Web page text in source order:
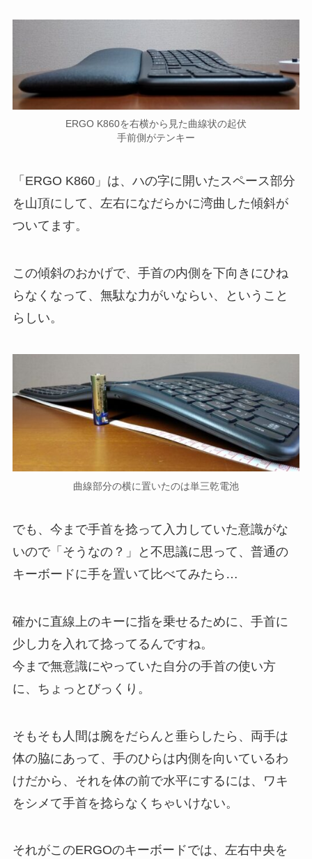
ERGO K860を右横から見た曲線状の起伏
手前側がテンキー
「ERGO K860」は、ハの字に開いたスペース部分
を山頂にして、左右になだらかに湾曲した傾斜が
ついてます。
この傾斜のおかげで、手首の内側を下向きにひね
らなくなって、無駄な力がいならい、ということ
らしい。
曲線部分の横に置いたのは単三乾電池
でも、今まで手首を捻って入力していた意識がな
いので「そうなの？」と不思議に思って、普通の
キーボードに手を置いて比べてみたら…
確かに直線上のキーに指を乗せるために、手首に
少し力を入れて捻ってるんですね。
今まで無意識にやっていた自分の手首の使い方
に、ちょっとびっくり。
そもそも人間は腕をだらんと垂らしたら、両手は
体の脇にあって、手のひらは内側を向いているわ
けだから、それを体の前で水平にするには、ワキ
をシメて手首を捻らなくちゃいけない。
それがこのERGOのキーボードでは、左右中央を